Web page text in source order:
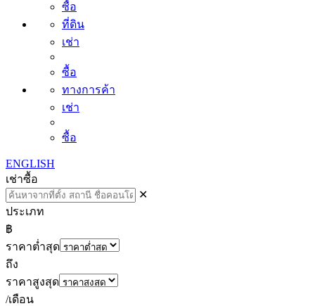
ซื้อ
ที่ดิน
เช่า
ซื้อ
ทางการค้า
เช่า
ซื้อ
ENGLISH
เช่าซื้อ
✕
ประเภท
฿
ราคาต่ำสุด
ถึง
ราคาสูงสุด
/เดือน